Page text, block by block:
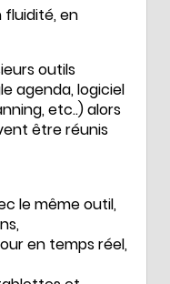
fluidité, en
outils
agenda, logiciel
etc..) alors
être réunis
le même outil,
en temps réel,